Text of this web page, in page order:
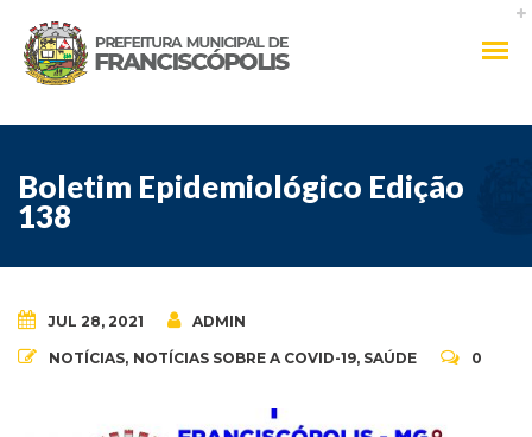
Boletim Epidemiológico Edição
138
JUL 28, 2021 ADMIN
NOTÍCIAS, NOTÍCIAS SOBRE A COVID-19, SAÚDE 0